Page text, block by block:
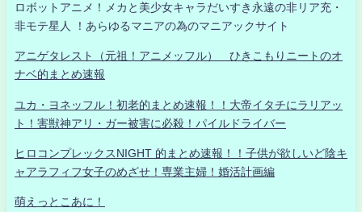
ロボットアニメ！メカと美少女キャラだいすき永遠の非リア充・
非モテ星人 ！あらゆるマニアの為のマニアックサイト
アニゲタレスト（元祖！アニメッフル） ひきこもりニートのオ
ナベ的まとめ速報
ユカ・ヨネッフル！初老的まとめ速報！！大帝イタチにラリアッ
ト！害獣神アリ・ガー被害に必殺！パイルドライバー
ヒロコンプレックスNIGHT 的まとめ速報！！子供が欲しいど陰キ
ャアラフィフ女子のめざせ！専業主婦！婚活計画編
萌えっとこあに！